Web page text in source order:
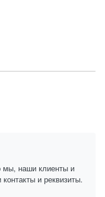
мы, наши клиенты и
и реквизиты.